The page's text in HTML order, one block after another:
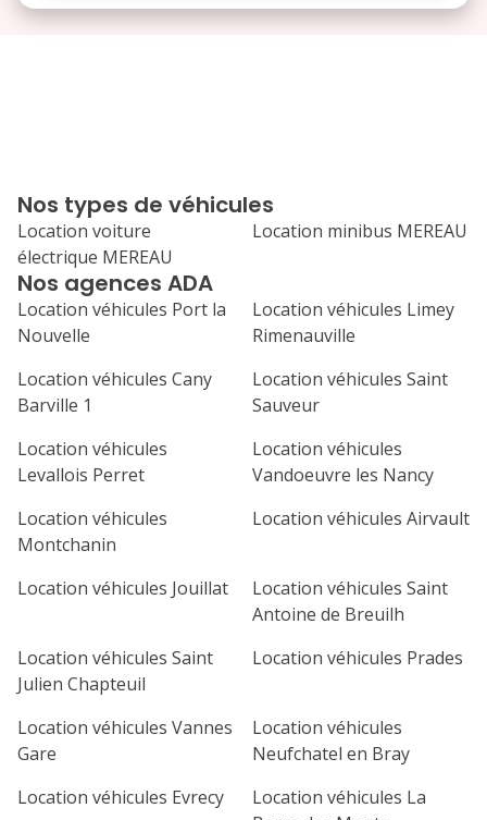
24 25 26
31
septembre 2026
lu me je
1
3 4
7 9
14 16
21 23 24 25
Nos agences ADA
Location véhicules Port la
Nouvelle
Location véhicules Limey
Rimenauville
Location véhicules Cany
Barville 1
Location véhicules Saint
Sauveur
Location véhicules
Levallois Perret
Location véhicules
Vandoeuvre les Nancy
Location véhicules
Montchanin
Location véhicules Airvault
Location véhicules Jouillat
Location véhicules Saint
Antoine de Breuilh
Location véhicules Saint
Julien Chapteuil
Location véhicules Prades
Location véhicules Vannes
Gare
Location véhicules
Neufchatel en Bray
Location véhicules Evrecy
Location véhicules La
Nos types de véhicules
Location voiture
électrique MEREAU
Location minibus MEREAU